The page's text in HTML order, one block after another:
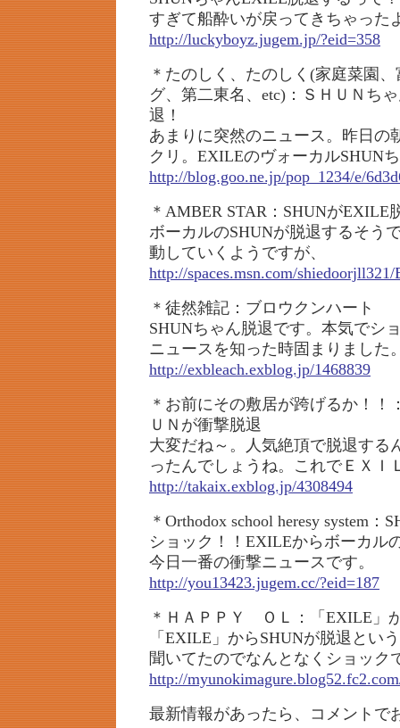
すぎて船酔いが戻ってきちゃった
http://luckyboyz.jugem.jp/?eid=358
＊たのしく、たのしく(家庭菜園
グ、第二東名、etc)：ＳＨＵＮち
退！
あまりに突然のニュース。昨日の
クリ。EXILEのヴォーカルSHUN
http://blog.goo.ne.jp/pop_1234/e/
＊AMBER STAR：SHUNがEXILE
ボーカルのSHUNが脱退するそう
動していくようですが、
http://spaces.msn.com/
＊徒然雑記：ブロウクンハート
SHUNちゃん脱退です。本気でシ
ニュースを知った時固まりました
http://exbleach.exblog.jp/1468839
＊お前にその敷居が跨げるか！！
ＵＮが衝撃脱退
大変だね～。人気絶頂で脱退する
ったんでしょうね。これでＥＸＩ
http://takaix.exblog.jp/4308494
＊Orthodox school heresy system：
ショック！！EXILEからボーカル
今日一番の衝撃ニュースです。
http://you13423.jugem.cc/?eid=187
＊ＨＡＰＰＹ ＯＬ：「EXILE」
「EXILE」からSHUNが脱退とい
聞いてたのでなんとなくショック
http://
最新情報があったら、コメントで